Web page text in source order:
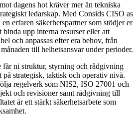
dagens hot kräver mer än tekniska
ledarskap. Med Consids CISO as
erfaren säkerhetspartner som stödjer er
upp interna resurser eller att
och anpassas efter era behov, från
till helhetsansvar under perioder.
får ni struktur, styrning och rådgivning
strategisk, taktisk och operativ nivå.
regelverk som NIS2, ISO 27001 och
och revisioner samt rådgivning till
är ett stärkt säkerhetsarbete som